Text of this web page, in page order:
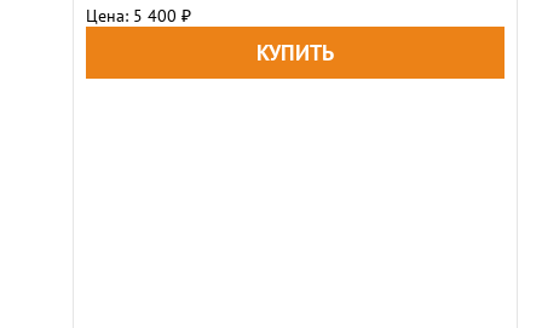
Цена: 5 400 ₽